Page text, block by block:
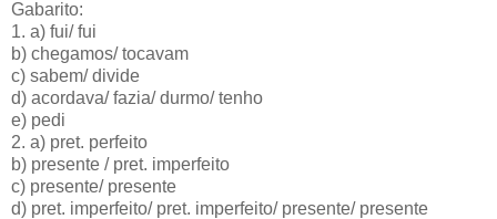
Gabarito:
1. a) fui/ fui
b) chegamos/ tocavam
c) sabem/ divide
d) acordava/ fazia/ durmo/ tenho
e) pedi
2. a) pret. perfeito
b) presente / pret. imperfeito
c) presente/ presente
d) pret. imperfeito/ pret. imperfeito/ presente/ presente